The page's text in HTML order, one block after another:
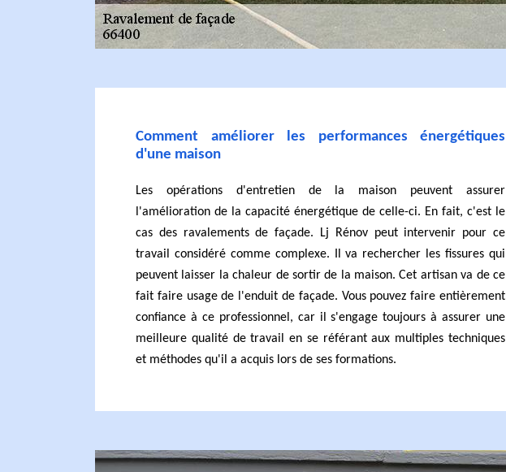
Comment améliorer les performances énergétiques
d'une maison
Les opérations d'entretien de la maison peuvent assurer
l'amélioration de la capacité énergétique de celle-ci. En fait, c'est le
cas des ravalements de façade. Lj Rénov peut intervenir pour ce
travail considéré comme complexe. Il va rechercher les fissures qui
peuvent laisser la chaleur de sortir de la maison. Cet artisan va de ce
fait faire usage de l'enduit de façade. Vous pouvez faire entièrement
confiance à ce professionnel, car il s'engage toujours à assurer une
meilleure qualité de travail en se référant aux multiples techniques
et méthodes qu'il a acquis lors de ses formations.